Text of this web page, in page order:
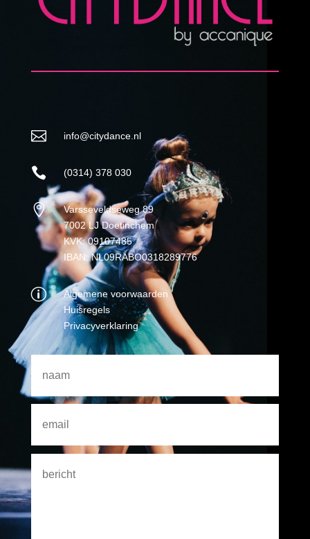
 info@citydance.nl
 (0314) 378 030

Varsseveldseweg 89
7002 LJ Doetinchem
KVK: 09107485
IBAN: NL09RABO0318289776
p
Algemene voorwaarden
Huisregels
Privacyverklaring